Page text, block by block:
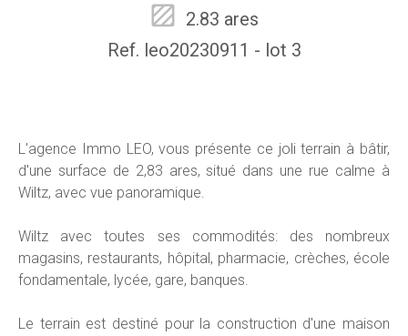
2.83 ares
Ref. leo20230911 - lot 3
L'agence Immo LEO, vous présente ce joli terrain à bâtir,
d'une surface de 2,83 ares, situé dans une rue calme à
Wiltz, avec vue panoramique.
Wiltz avec toutes ses commodités: des nombreux
magasins, restaurants, hôpital, pharmacie, crèches, école
fondamentale, lycée, gare, banques.
Le terrain est destiné pour la construction d'une maison